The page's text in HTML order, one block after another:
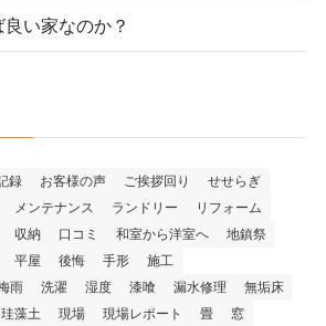
い家なのか？
録 お客様の声 ご挨拶回り
せせらぎ
メンテナンス ランドリー
リフォーム
収納 口コミ 和室から洋室へ
地鎮祭
平屋 後悔 手形
施工
雨 洗濯 湿度 漆喰 漏水修理
無垢床
珪藻土 現場 現場レポート 畳
窓